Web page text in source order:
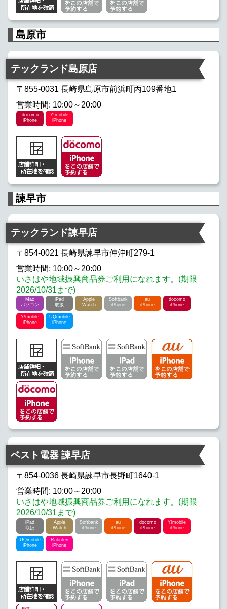
島原市
テックランド島原店
〒855-0031 長崎県島原市前浜町丙109番地1
営業時間: 10:00～20:00
docomo
iPhone
Y!mobile
iPhone
諫早市
テックランド諫早店
〒854-0021 長崎県諫早市仲沖町279-1
営業時間: 10:00～20:00
いさはや地域振興商品券ご利用になれます。(期限
2026/10/31まで)
Mac
パソコン
iPad
取扱
Apple
Watch
Softbank
iPhone
au
iPhone
docomo
iPhone
Y!mobile
iPhone
UQmobile
iPhone
ベスト電器 諫早店
〒854-0036 長崎県諫早市長野町1640-1
営業時間: 10:00～20:00
いさはや地域振興商品券ご利用になれます。(期限
2026/10/31まで)
iPad
取扱
Apple
Watch
Softbank
iPhone
au
iPhone
docomo
iPhone
Y!mobile
iPhone
UQmobile
iPhone
Rakuten
iPhone